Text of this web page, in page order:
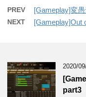
PREV [Gameplay]変
NEXT [Gameplay]Out
2020/
part3